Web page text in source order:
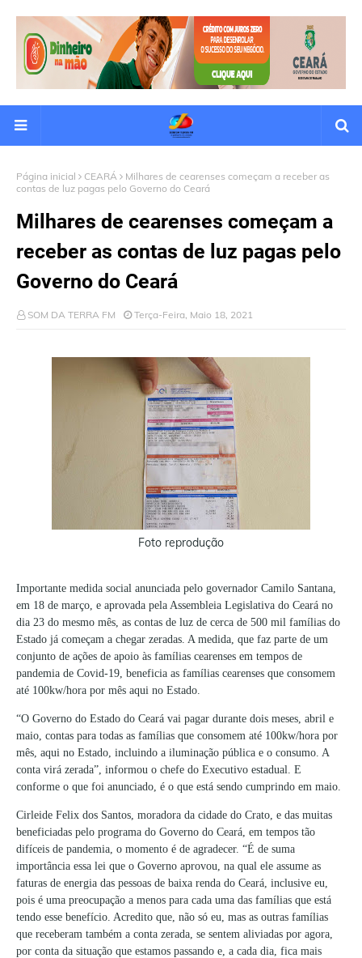
Página inicial CEARÁ
Milhares de cearenses começam a receber as
contas de luz pagas pelo Governo do Ceará
Milhares de cearenses começam a
receber as contas de luz pagas pelo
Governo do Ceará
SOM DA TERRA FM Terça-Feira, Maio 18, 2021
Foto reprodução
Importante medida social anunciada pelo governador Camilo Santana,
em 18 de março, e aprovada pela Assembleia Legislativa do Ceará no
dia 23 do mesmo mês, as contas de luz de cerca de 500 mil famílias do
Estado já começam a chegar zeradas. A medida, que faz parte de um
conjunto de ações de apoio às famílias cearenses em tempos de
pandemia de Covid-19, beneficia as famílias cearenses que consomem
até 100kw/hora por mês aqui no Estado.
“O Governo do Estado do Ceará vai pagar durante dois meses, abril e
maio, contas para todas as famílias que consomem até 100kw/hora por
mês, aqui no Estado, incluindo a iluminação pública e o consumo. A
conta virá zerada”, informou o chefe do Executivo estadual. E
conforme o que foi anunciado, é o que está sendo cumprindo em maio.
Cirleide Felix dos Santos, moradora da cidade do Crato, e das muitas
beneficiadas pelo programa do Governo do Ceará, em tempos tão
difíceis de pandemia, o momento é de agradecer. “É de suma
importância essa lei que o Governo aprovou, na qual ele assume as
faturas de energia das pessoas de baixa renda do Ceará, inclusive eu,
pois é uma preocupação a menos para cada uma das famílias que está
tendo esse benefício. Acredito que, não só eu, mas as outras famílias
que receberam também a conta zerada, se sentem aliviadas por agora,
por conta da situação que estamos passando e, a cada dia, fica mais